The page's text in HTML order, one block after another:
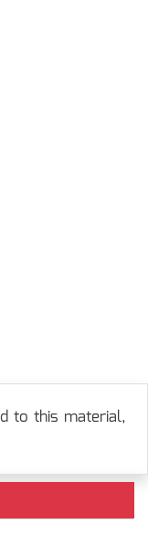
to this material,